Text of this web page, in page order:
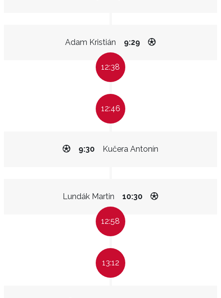
Adam Kristián 9:29
12:38
12:46
Kučera Antonín
9:30
Lundák Martin 10:30
12:58
13:12